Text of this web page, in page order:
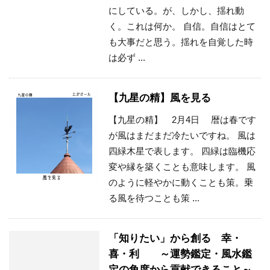
にしている。が、しかし、揺れ動
く。これは何か。 自信。自信はとて
も大事だと思う。揺れを自覚した時
は必ず ...
【九星の精】風を見る
【九星の精】 2月4日 暦は春です
が風はまだまだ冷たいですね。 風は
四緑木星で表します。 四緑は臨機応
変や縁を築くことも意味します。 風
のように軽やかに動くことも策。乗
る風を待つことも策 ...
「知りたい」から創る 幸・
喜・利 ～運勢鑑定・風水鑑